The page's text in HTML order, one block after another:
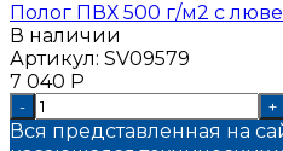
Полог ПВХ 500 г/м2 с
В наличии
Артикул: SV09579
7 040 Р
- +
Вся представленная на